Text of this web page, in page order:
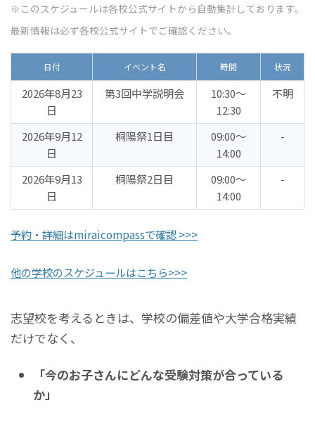
※このスケジュールは各校公式サイトから自動集計しております。
最新情報は必ず各校公式サイトでご確認ください。
日付 イベント名 時間 状況
2026年8月23
日
第3回中学説明会
10:30〜
12:30
不明
2026年9月12
日
桐陽祭1日目
09:00〜
14:00
-
2026年9月13
日
桐陽祭2日目
09:00〜
14:00
-
予約・詳細はmiraicompassで確認 >>>
他の学校のスケジュールはこちら>>>
志望校を考えるときは、学校の偏差値や大学合格実績
だけでなく、
「今のお子さんにどんな受験対策が合っている
か」